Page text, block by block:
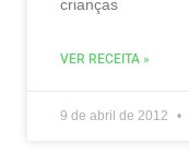
crianças
VER RECEITA »
9 de abril de 2012